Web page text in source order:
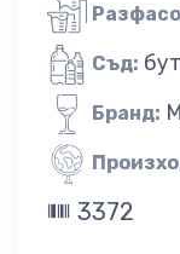
Съд:
Бранд:
3372